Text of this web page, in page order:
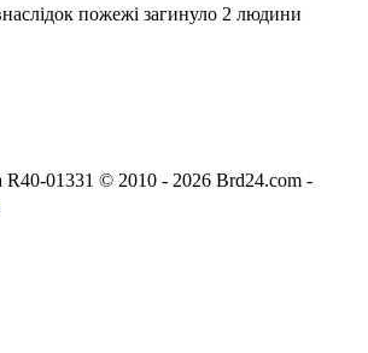
пожежі загинуло 2 людини
R40-01331 © 2010 - 2026 Brd24.com -